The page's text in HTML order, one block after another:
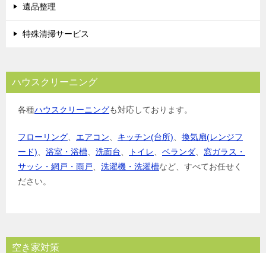
遺品整理
特殊清掃サービス
ハウスクリーニング
各種ハウスクリーニングも対応しております。
フローリング エアコン キッチン(台所)
換気扇(レンジフ
ード)
浴室・浴槽 洗面台 トイレ ベランダ
窓ガラス・
サッシ・網戸・雨戸
洗濯機・洗濯槽など、すべてお任せく
ださい。
空き家対策